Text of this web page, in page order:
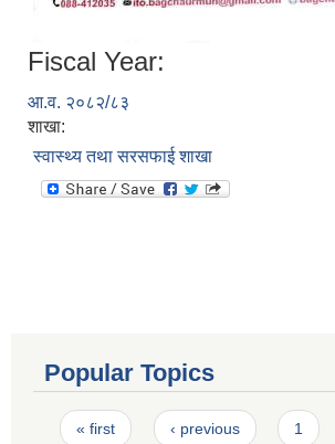
Fiscal Year:
आ.व. २०८२/८३
शाखा:
स्वास्थ्य तथा सरसफाई शाखा
Popular Topics
Pages
« first ‹ previous
1